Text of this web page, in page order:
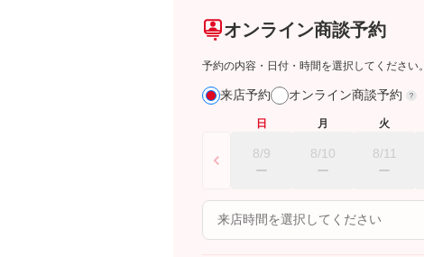
オンライン商談予約
予約の内容・日付・時間を選択してください。
来店予約 オンライン商談予約
日
8/9
月
8/10
火
8/11